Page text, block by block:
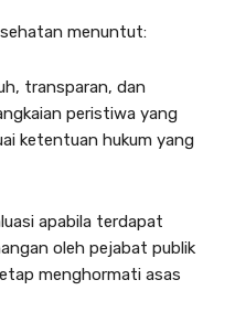
menuntut:
transparan, dan
peristiwa yang
ketentuan hukum yang
apabila terdapat
oleh pejabat publik
menghormati asas